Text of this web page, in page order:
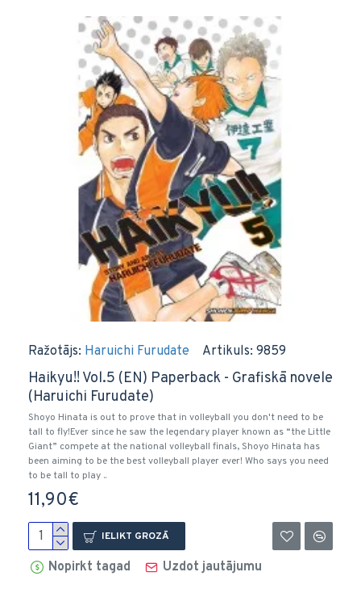
Ražotājs: Haruichi Furudate Artikuls: 9859
Haikyu!! Vol.5 (EN) Paperback - Grafiskā novele
(Haruichi Furudate)
Shoyo Hinata is out to prove that in volleyball you don't need to be
tall to fly!Ever since he saw the legendary player known as “the Little
Giant” compete at the national volleyball finals, Shoyo Hinata has
been aiming to be the best volleyball player ever! Who says you need
to be tall to play ..
11,90€
IELIKT GROZĀ
Nopirkt tagad Uzdot jautājumu